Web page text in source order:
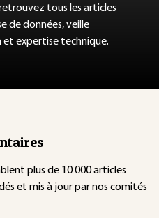
tous les articles
de données, veille
expertise technique.
plus de 10 000 articles
et mis à jour par nos comités